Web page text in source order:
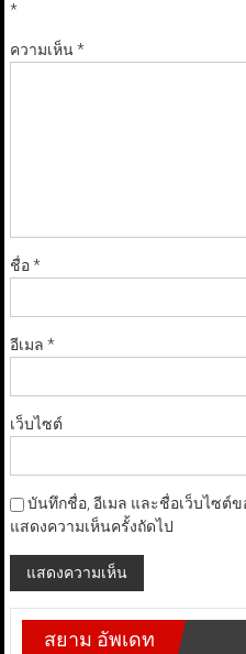
*
ความเห็น*
ชื่อ*
อีเมล *
เว็บไซต์
บันทึกชื่อ, อีเมล และชื่อเว็บไซต์
แสดงความเห็นครั้งถัดไป
สยาม อัพเดท